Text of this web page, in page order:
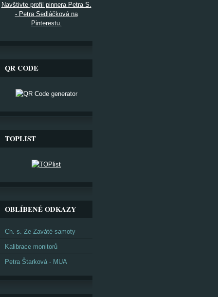
Navštivte profil pinnera Petra S.
- Petra Sedláčková na
Pinterestu.
QR CODE
TOPLIST
OBLÍBENÉ ODKAZY
Ch. s. Ze Zaváté samoty
Kalibrace monitorů
Petra Štarková - MUA